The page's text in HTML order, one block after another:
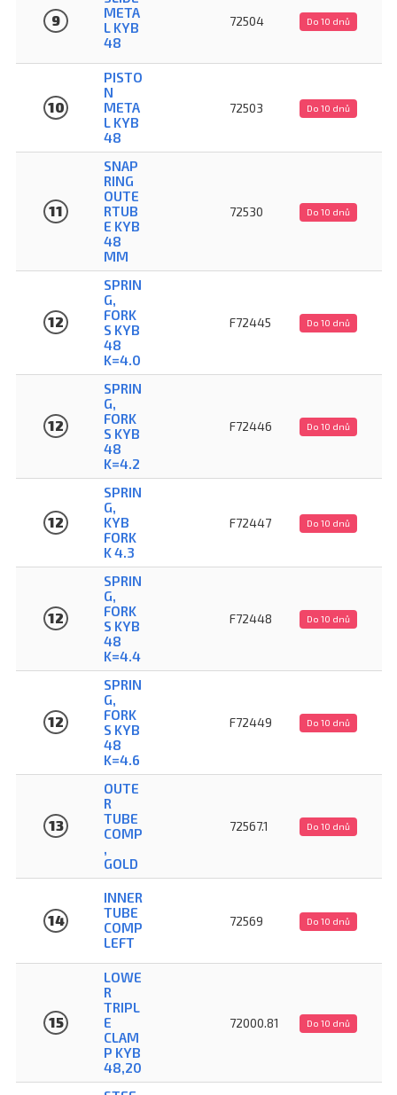
9
META
L KYB
48
72504 Do 10 dnů
10
PISTO
N
META
L KYB
48
72503 Do 10 dnů
11
SNAP
RING
OUTE
RTUB
E KYB
48
MM
72530 Do 10 dnů
12
SPRIN
G,
FORK
S KYB
48
K=4.0
F72445 Do 10 dnů
12
SPRIN
G,
FORK
S KYB
48
K=4.2
F72446 Do 10 dnů
12
SPRIN
G,
KYB
FORK
K 4.3
F72447 Do 10 dnů
12
SPRIN
G,
FORK
S KYB
48
K=4.4
F72448 Do 10 dnů
12
SPRIN
G,
FORK
S KYB
48
K=4.6
F72449 Do 10 dnů
13
OUTE
R
TUBE
COMP
,
GOLD
72567.1 Do 10 dnů
14
INNER
TUBE
COMP
LEFT
72569 Do 10 dnů
15
LOWE
R
TRIPL
E
CLAM
P KYB
48,20
72000.81 Do 10 dnů